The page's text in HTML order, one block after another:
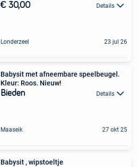
€ 30,00 Details
Londerzeel 23 jul 26
Babysit met afneembare speelbeugel.
Kleur: Roos. Nieuw!
Bieden Details
Maaseik 27 okt 25
Babysit , wipstoeltje